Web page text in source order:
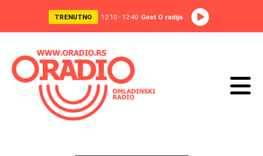
TRENUTNO 12:10 - 12:40 Gost O radija